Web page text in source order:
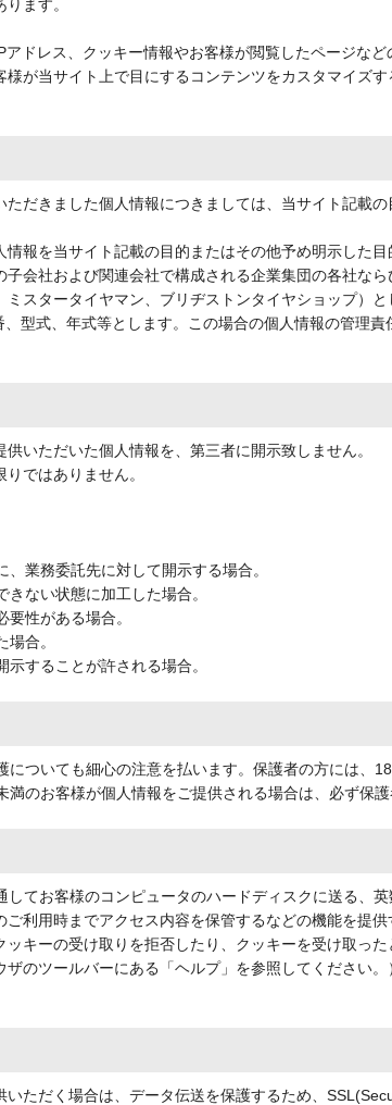
ます。
ドレス、クッキー情報やお客様が閲覧したページな
が当サイト上で目にするコンテンツをカスタマイズ
だきました個人情報につきましては、当サイト記載
報を当サイト記載の目的またはその他予め明示した
会社および関連会社で構成される企業集団の各社な
スタータイヤマン、ブリヂストンタイヤショップ）
型式、年式等とします。この場合の個人情報の管理
いただいた個人情報を、第三者に開示致しません。
ではありません。
業務委託先に対して開示する場合。
ない状態に加工した場合。
性がある場合。
合。
することが許される場合。
についても細心の注意を払います。保護者の方には、
のお客様が個人情報をご提供される場合は、必ず保
てお客様のコンピュータのハードディスクに送る、
利用時までアクセス内容を保管するなどの機能を提供
キーの受け取りを拒否したり、クッキーを受け取っ
のツールバーにある「ヘルプ」を参照してください
ただく場合は、データ伝送を保護するため、